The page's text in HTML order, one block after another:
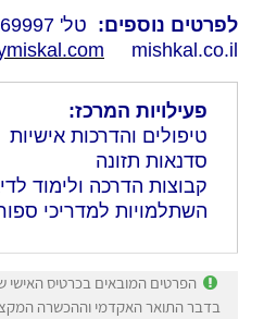
לפרטים נוספים: טל' 03-6869997
mishkal.co.il
פעילויות המרכז:
טיפולים והדרכות אישיות
סדנאות תזונה
קבוצות הדרכה ולימוד
השתלמויות למדריכי
הפרטים המובאים בכרטיס האישי
בדבר התואר האקדמי וההכשרה